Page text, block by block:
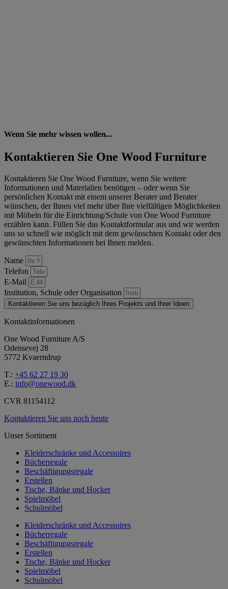
Wenn Sie mehr wissen wollen...
Kontaktieren Sie One Wood Furniture
Kontaktieren Sie One Wood Furniture, wenn Sie weitere
Informationen und Materialien benötigen – oder wenn Sie
persönlichen Kontakt mit einem unserer Berater und Berater
wünschen, der Ihnen viel mehr über Ihre vielfältigen Möglichkeiten
mit Möbeln für die Einrichtung/Schule von One Wood Furniture
erzählen kann. Füllen Sie das Kontaktformular aus und wir werden
uns so schnell wie möglich mit dem gewünschten Kontakt oder den
gewünschten Informationen bei Ihnen melden.
Name
Telefon
E-Mail
Institution, Schule oder Organisation
Kontaktieren Sie uns bezüglich Ihres Projekts und Ihrer Ideen
Kontaktinformationen
One Wood Furniture A/S
Odensevej 28
5772 Kvaerndrup
T.: +45 62 27 19 30
E.: info@onewood.dk
CVR 81154112
Kontaktieren Sie uns noch heute
Unser Sortiment
Kleiderschränke und Accessoires
Bücherregale
Beschäftigungsregale
Erstellen
Tische, Bänke und Hocker
Spielmöbel
Schulmöbel
Kleiderschränke und Accessoires
Bücherregale
Beschäftigungsregale
Erstellen
Tische, Bänke und Hocker
Spielmöbel
Schulmöbel